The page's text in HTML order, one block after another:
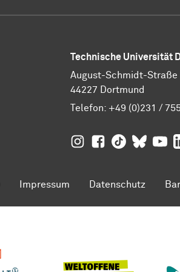
Technische Universität
August-Schmidt-Straße
44227 Dortmund
Telefon: +49 (0)231 /
TU Dortmund auf
TU Dortmund
TU TU
Impressum Datenschutz